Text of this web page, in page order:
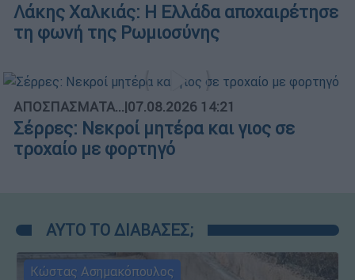
Λάκης Χαλκιάς: Η Ελλάδα αποχαιρέτησε
τη φωνή της Ρωμιοσύνης
ΑΠΟΣΠΑΣΜΑΤΑ...|07.08.2026 14:21
Σέρρες: Νεκροί μητέρα και γιος σε
τροχαίο με φορτηγό
ΑΥΤΟ ΤΟ ΔΙΑΒΑΣΕΣ;
Κώστας Ασημακόπουλος